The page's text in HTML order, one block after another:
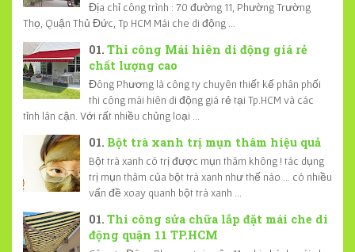
Địa chỉ công trình : 70 đường 11, Phường Trường
Thọ, Quận Thủ Đức, Tp HCM Mái che di động ...
Thi công Mái hiên di động giá rẻ
chất lượng cao
Đông Phương là công ty chuyên thiết kế phân phối
thi công mái hiên di động giá rẻ tại Tp.HCM và các
tỉnh lân cận. Với rất nhiều chủng loại ...
Bột trà xanh trị mụn thâm hiệu quả
Bột trà xanh có trị được mụn thâm không ! tác dụng
trị mụn thâm của bột trà xanh như thế nào ... có nhiều
vấn đề xoay quanh bột trà xanh ...
Thi công sửa chữa lắp đặt mái che di
động quận 11 TP.HCM